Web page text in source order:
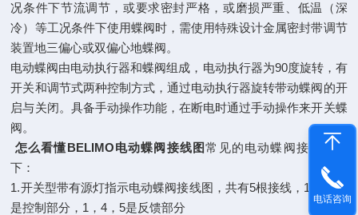
况条件下节流调节，或要求密封严格，或磨损严重、低温（深
冷）等工况条件下使用蝶阀时，需使用特殊设计金属密封带调节
装置地三偏心或双偏心地蝶阀。
电动蝶阀由电动执行器和蝶阀组成，电动执行器为90度旋转，有
开关和调节式两种控制方式，通过电动执行器旋转带动蝶阀的开
启与关闭。具备手动操作功能，在断电时通过手动操作来开关蝶
阀。
怎么看懂BELIMO电动蝶阀接线图常见的电动蝶阀接线图如
下：
1.开关型带有源灯指示电动蝶阀接线图，共有5根接线，1，2，3
是控制部分，1，4，5是反馈部分
电话咨询